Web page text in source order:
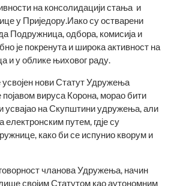
на консолидацији стања и
у Приједору.Иако су остварени
Подружница, одбора, комисија и
је покренута и широка активност на
и у облике њиховог раду.
усвојен нови Статут Удружења
појавом вируса Корона, морао бити
усвајао на Скупштини удружења, али
путем, гдје су
како би се испунио кворум и
чланова Удружења, начин
својим Статутом као аутономним